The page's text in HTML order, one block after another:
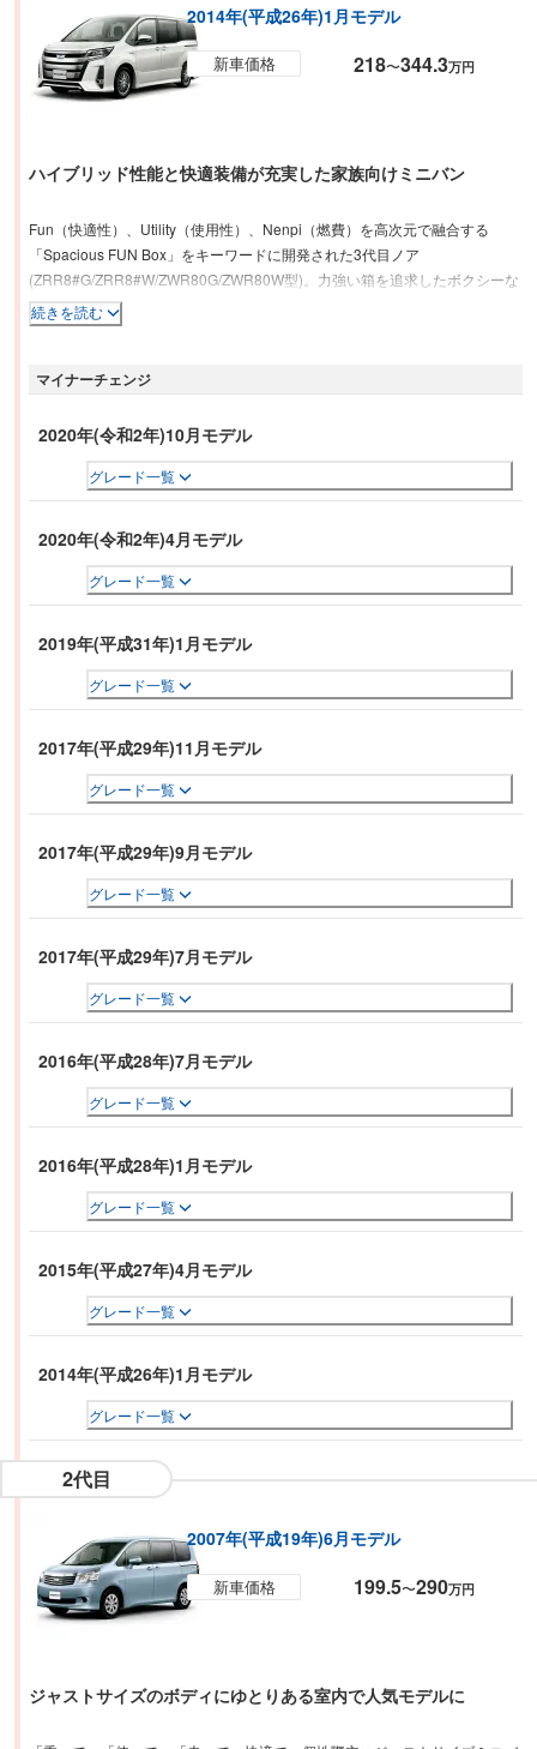
2014年(平成26年)1月モデル
新車価格 218〜344.3万円
ハイブリッド性能と快適装備が充実した家族向けミニバン
Fun（快適性）、Utility（使用性）、Nenpi（燃費）を高次元で融合する
「Spacious FUN Box」をキーワードに開発された3代目ノア
(ZRR8#G/ZRR8#W/ZWR80G/ZWR80W型)。力強い箱を追求したボクシーな
シルエットに、個性的なフロントマスクを組み合わせ、ミニバンの王道をい
く“堂々感”が表現されている。室内のフロントシートは、ドライバーが運転
ネルを採用。7人乗り仕様車のセカンドシートには、超ロングスライド(スラ
ア(デュアルイージークローザー付)、おくだけ充電などを採用。その他、駐
ジーセット機能付)、バックカメラの視野角を約180度まで拡大した広角カラ
ーバックガイドモニターなどにより、運転をサポートする。パワートレイン
は、ハイブリッドシステムの搭載により、23.8km/Lの燃費(JC08モード)を実
続きを読む
マイナーチェンジ
2020年(令和2年)10月モデル
グレード一覧
2020年(令和2年)4月モデル
グレード一覧
2019年(平成31年)1月モデル
グレード一覧
2017年(平成29年)11月モデル
グレード一覧
2017年(平成29年)9月モデル
グレード一覧
2017年(平成29年)7月モデル
グレード一覧
2016年(平成28年)7月モデル
グレード一覧
2016年(平成28年)1月モデル
グレード一覧
2015年(平成27年)4月モデル
グレード一覧
2014年(平成26年)1月モデル
グレード一覧
2代目
2007年(平成19年)6月モデル
新車価格 199.5〜290万円
ジャストサイズのボディにゆとりある室内で人気モデルに